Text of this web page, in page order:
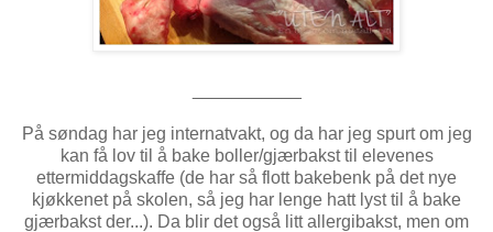
På søndag har jeg internatvakt, og da har jeg spurt om jeg
kan få lov til å bake boller/gjærbakst til elevenes
ettermiddagskaffe (de har så flott bakebenk på det nye
kjøkkenet på skolen, så jeg har lenge hatt lyst til å bake
gjærbakst der...). Da blir det også litt allergibakst, men om